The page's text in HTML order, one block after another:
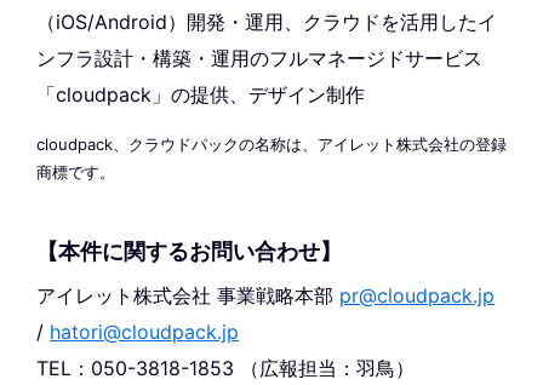
（iOS/Android）開発・運用、クラウドを活用したイ
ンフラ設計・構築・運用のフルマネージドサービス
「cloudpack」の提供、デザイン制作
cloudpack、クラウドパックの名称は、アイレット株式会社の登録
商標です。
【本件に関するお問い合わせ】
アイレット株式会社 事業戦略本部 pr@cloudpack.jp
/ hatori@cloudpack.jp
TEL：050-3818-1853 （広報担当：羽鳥）